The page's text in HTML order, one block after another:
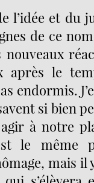
l’idée et du
de ce
après le
endormis.
si bien
à notre
le même
mais il